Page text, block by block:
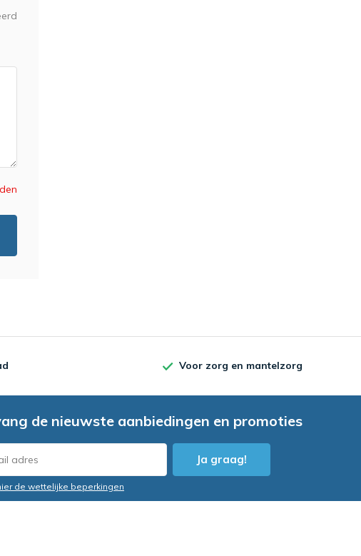
Voor zorg en mantelzorg
de nieuwste aanbiedingen en promoties
Ja graag!
de wettelijke beperkingen